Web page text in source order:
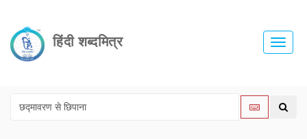
हिंदी शब्दमित्र